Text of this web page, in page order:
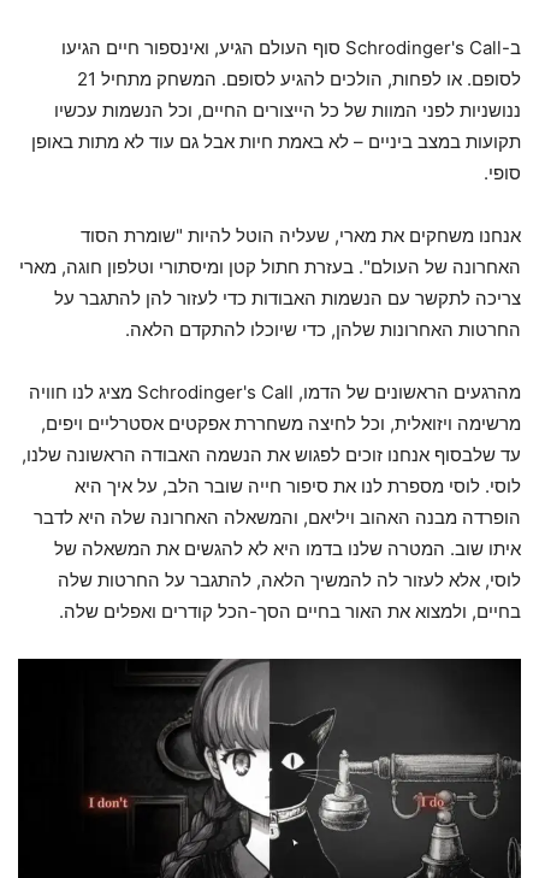
ב-Schrodinger's Call סוף העולם הגיע, ואינספור חיים הגיעו
לסופם. או לפחות, הולכים להגיע לסופם. המשחק מתחיל 21
ננושניות לפני המוות של כל הייצורים החיים, וכל הנשמות עכשיו
תקועות במצב ביניים – לא באמת חיות אבל גם עוד לא מתות באופן
סופי.
אנחנו משחקים את מארי, שעליה הוטל להיות "שומרת הסוד
האחרונה של העולם". בעזרת חתול קטן ומיסתורי וטלפון חוגה, מארי
צריכה לתקשר עם הנשמות האבודות כדי לעזור להן להתגבר על
החרטות האחרונות שלהן, כדי שיוכלו להתקדם הלאה.
מהרגעים הראשונים של הדמו, Schrodinger's Call מציג לנו חוויה
מרשימה ויזואלית, וכל לחיצה משחררת אפקטים אסטרליים ויפים,
עד שלבסוף אנחנו זוכים לפגוש את הנשמה האבודה הראשונה שלנו,
לוסי. לוסי מספרת לנו את סיפור חייה שובר הלב, על איך היא
הופרדה מבנה האהוב ויליאם, והמשאלה האחרונה שלה היא לדבר
איתו שוב. המטרה שלנו בדמו היא לא להגשים את המשאלה של
לוסי, אלא לעזור לה להמשיך הלאה, להתגבר על החרטות שלה
בחיים, ולמצוא את האור בחיים הסך-הכל קודרים ואפלים שלה.